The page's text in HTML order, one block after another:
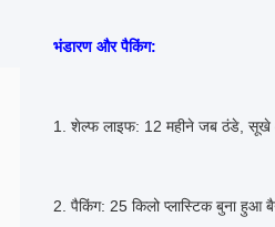
भंडारण और पैकिंग:
1. शेल्फ लाइफ: 12 महीने जब ठंडे, सूखे
2. पैकिंग: 25 किलो प्लास्टिक बुना हुआ